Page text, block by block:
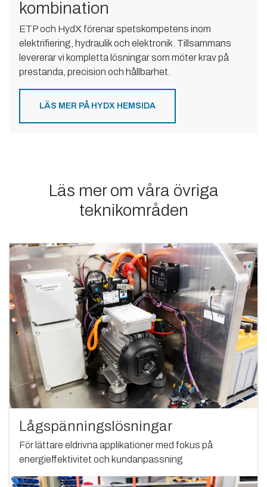
kombination
ETP och HydX förenar spetskompetens inom
elektrifiering, hydraulik och elektronik. Tillsammans
levererar vi kompletta lösningar som möter krav på
prestanda, precision och hållbarhet.
LÄS MER PÅ HYDX HEMSIDA
Läs mer om våra övriga
teknikområden
Lågspänningslösningar
För lättare eldrivna applikationer med fokus på
energieffektivitet och kundanpassning